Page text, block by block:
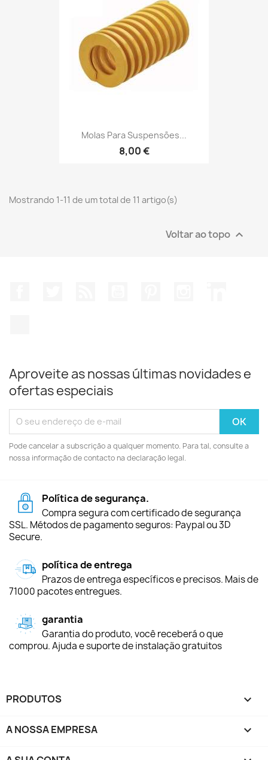
Molas Para Suspensões...
8,00 €
Mostrando 1-11 de um total de 11 artigo(s)
Voltar ao topo 
Aproveite as nossas últimas novidades e
ofertas especiais
Pode cancelar a subscrição a qualquer momento. Para tal, consulte a
nossa informação de contacto na declaração legal.
Política de segurança.
Compra segura com certificado de segurança
SSL. Métodos de pagamento seguros: Paypal ou 3D
Secure.
política de entrega
Prazos de entrega específicos e precisos. Mais de
71000 pacotes entregues.
garantia
Garantia do produto, você receberá o que
comprou. Ajuda e suporte de instalação gratuitos
PRODUTOS 
A NOSSA EMPRESA 